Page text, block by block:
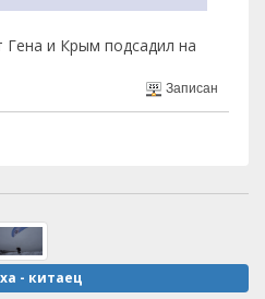
Гена и Крым подсадил на
Записан
- китаец